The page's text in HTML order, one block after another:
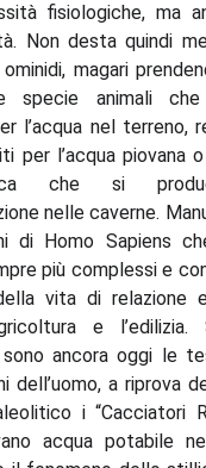
fisiologiche, ma
Non desta quindi
magari
specie animali che
l’acqua nel terreno,
per l’acqua piovana
che si
nelle caverne.
di Homo Sapiens
più complessi e
vita di relazione
e l’edilizia.
ancora oggi le
dell’uomo, a riprova
i “Cacciatori
acqua potabile